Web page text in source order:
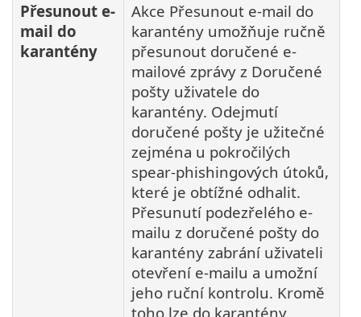
Přesunout e-
mail do
karantény
Akce Přesunout e-mail do
karantény umožňuje ručně
přesunout doručené e-
mailové zprávy z Doručené
pošty uživatele do
karantény. Odejmutí
doručené pošty je užitečné
zejména u pokročilých
spear-phishingových útoků,
které je obtížné odhalit.
Přesunutí podezřelého e-
mailu z doručené pošty do
karantény zabrání uživateli
otevření e-mailu a umožní
jeho ruční kontrolu. Kromě
toho lze do karantény